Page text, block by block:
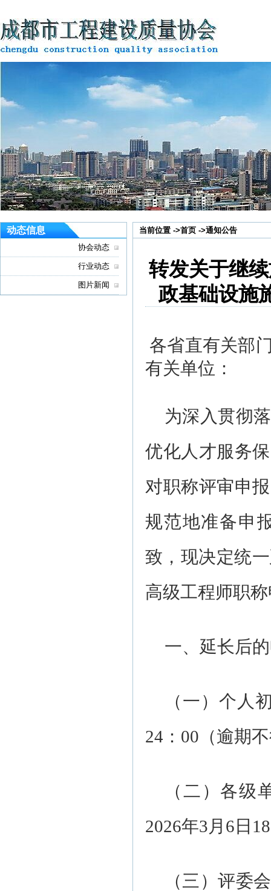
动态信息
协会动态
行业动态
图片新闻
当前位置 ->首页 ->通知公告
转发关于继
政基础设施
各省直有关部
有关单位：
为深入贯彻
优化人才服务
对职称评审申
规范地准备申
致，现决定统
高级工程师职
一、延长后
（一）个人
24：00（逾期
（二）各级
2026年3月6日
（三）评委